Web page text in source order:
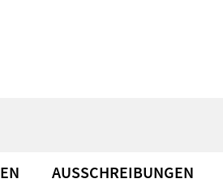
AUSSCHREIBUNGEN